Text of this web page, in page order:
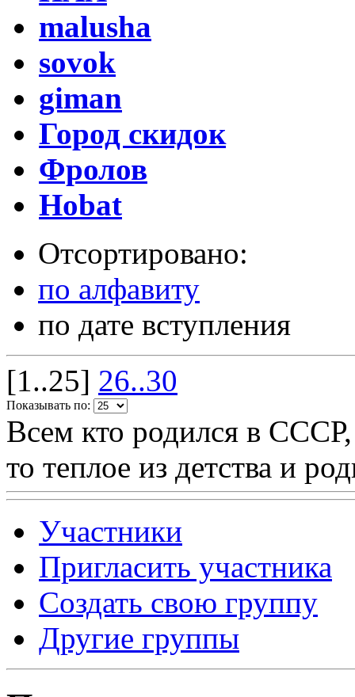
malusha
sovok
giman
Город скидок
Фролов
Hobat
Отсортировано:
по алфавиту
по дате вступления
[1..25] 26..30
Показывать по:
Всем кто родился в
то теплое из детства и
Участники
Пригласить участника
Создать свою группу
Другие группы